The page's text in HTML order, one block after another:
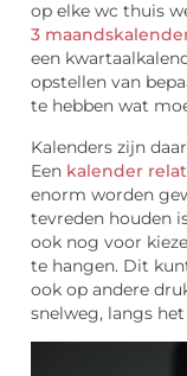
op elke wc thuis
3
een
opstellen van
te hebben wat
Kalenders zijn
Een kalender
enorm worden
tevreden houden
ook nog voor
te hangen. Dit
ook op andere
snelweg, langs